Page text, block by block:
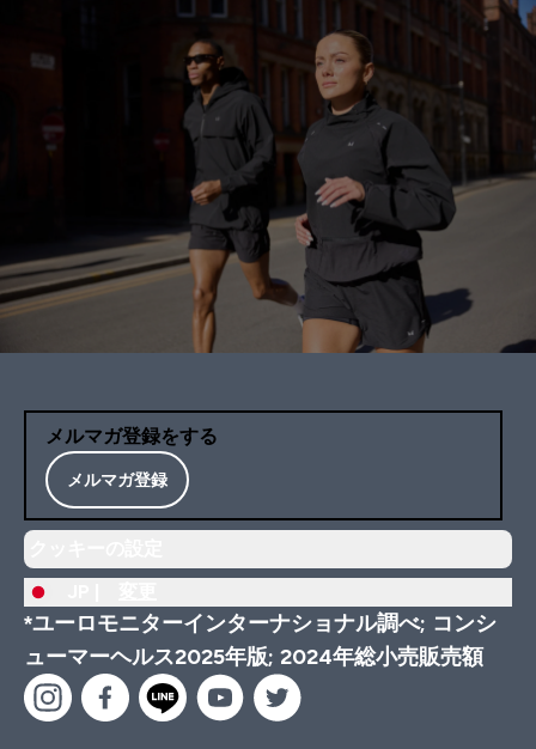
メルマガ登録をする
メルマガ登録
*ユーロモニターインターナショナル調べ; コンシ
ューマーヘルス2025年版; 2024年総小売販売額